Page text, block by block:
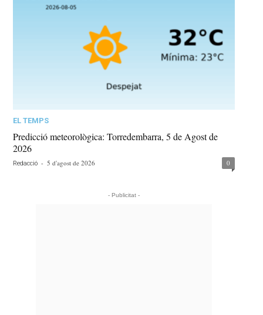
EL TEMPS
Predicció meteorològica: Torredembarra, 5 de Agost de
2026
Redacció - 5 d'agost de 2026 0
- Publicitat -